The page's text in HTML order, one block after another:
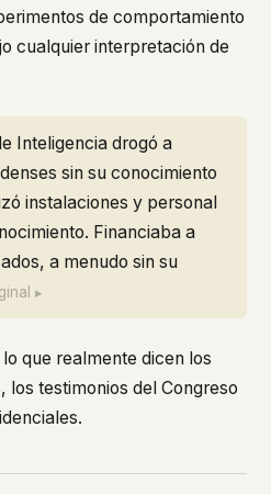
de comportamiento
cualquier interpretación de
Inteligencia drogó a
sin su conocimiento
instalaciones y personal
Financiaba a
a menudo sin su
▸
que realmente dicen los
los testimonios del Congreso